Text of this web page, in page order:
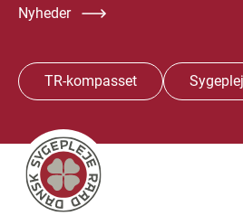
Nyheder
TR-kompasset